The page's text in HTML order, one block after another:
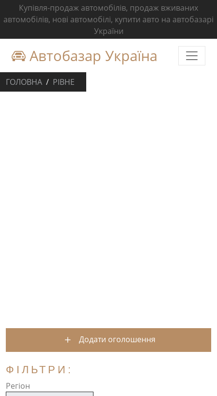
Купівля-продаж автомобілів, продаж вживаних
автомобілів, нові автомобілі, купити авто на автобазарі
України
Автобазар Україна
ГОЛОВНА РІВНЕ
Додати оголошення
ФІЛЬТРИ:
Регіон